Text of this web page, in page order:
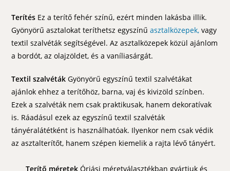
Terítés Ez a terítő fehér színű, ezért minden lakásba illik.
Gyönyörű asztalokat teríthetsz egyszínű asztalközepek, vagy
textil szalvéták segítségével. Az asztalközepek közül ajánlom
a bordót, az olajzöldet, és a vaníliasárgát.
Textil szalvéták Gyönyörű egyszínű textil szalvétákat
ajánlok ehhez a terítőhöz, barna, vaj és kivizöld színben.
Ezek a szalvéták nem csak praktikusak, hanem dekoratívak
is. Ráadásul ezek az egyszínű textil szalvéták
tányéralátétként is használhatóak. Ilyenkor nem csak védik
az asztalterítőt, hanem szépen kiemelik a rajta lévő tányért.
Terítő méretek Óriási méretválasztékban gyártjuk és